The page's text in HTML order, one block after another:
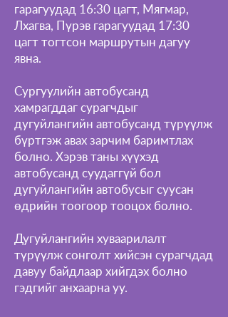
гарагуудад 16:30 цагт, Мягмар,
Лхагва, Пүрэв гарагуудад 17:30
цагт тогтсон маршрутын дагуу
явна.
Сургуулийн автобусанд
хамрагддаг сурагчдыг
дугуйлангийн автобусанд түрүүлж
бүртгэж авах зарчим баримтлах
болно. Хэрэв таны хүүхэд
автобусанд суудаггүй бол
дугуйлангийн автобусыг суусан
өдрийн тоогоор тооцох болно.
Дугуйлангийн хуваарилалт
түрүүлж сонголт хийсэн сурагчдад
давуу байдлаар хийгдэх болно
гэдгийг анхаарна уу.